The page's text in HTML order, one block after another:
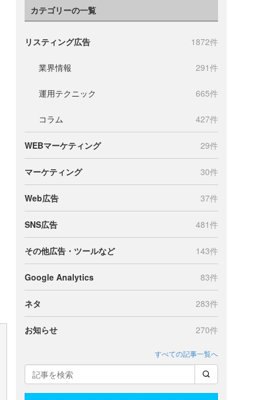
カテゴリーの一覧
リスティング広告 1872件
業界情報 291件
運用テクニック 665件
コラム 427件
WEBマーケティング 29件
マーケティング 30件
Web広告 37件
SNS広告 481件
その他広告・ツールなど 143件
Google Analytics 83件
ネタ 283件
お知らせ 270件
すべての記事一覧へ